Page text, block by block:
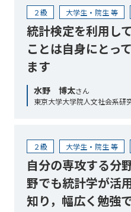
２級 大学生・院生 等
統計検定を利用し
ことは自身にとっ
ます
水野 博太さん
東京大学大学院人文社会系研
２級 大学生・院生 等
自分の専攻する分
野でも統計学が活
知り，幅広く勉強